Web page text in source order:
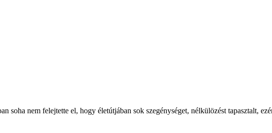
soha nem felejtette el, hogy életútjában sok szegénységet, nélkülözést tapasztalt,